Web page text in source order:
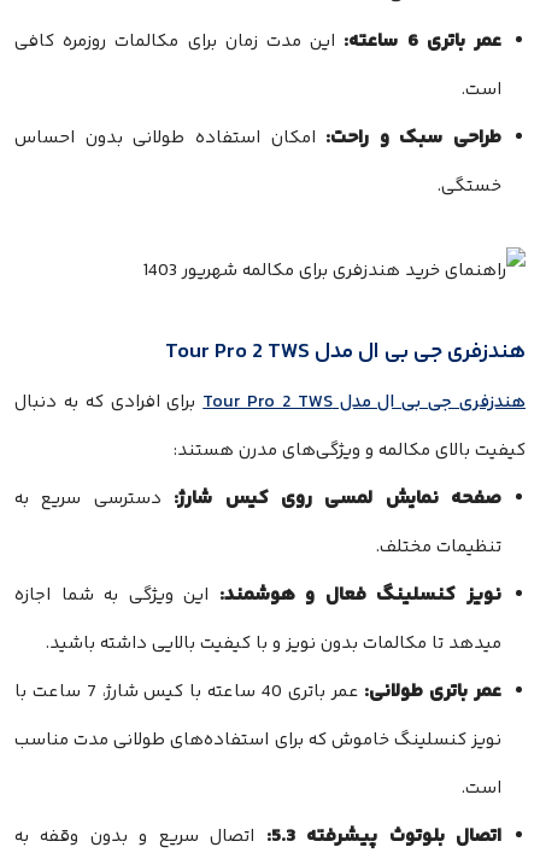
عمر باتری 6 ساعته:
این مدت زمان برای مکالمات روزمره کافی
است.
طراحی سبک و راحت: امکان استفاده طولانی بدون احساس
خستگی.
هندزفری جی بی ال مدل Tour Pro 2 TWS
هندزفری جی بی ال مدل Tour Pro 2 TWS
برای افرادی که به دنبال
کیفیت بالای مکالمه و ویژگی‌های مدرن هستند:
صفحه نمایش لمسی روی کیس شارژ: دسترسی سریع به
تنظیمات مختلف.
نویز کنسلینگ فعال و هوشمند: این ویژگی به شما اجازه
میدهد تا مکالمات بدون نویز و با کیفیت بالایی داشته باشید.
عمر باتری طولانی:
عمر باتری 40 ساعته با کیس شارژ، 7 ساعت با
نویز کنسلینگ خاموش که برای استفاده‌های طولانی مدت مناسب
است.
اتصال بلوتوث پیشرفته 5.3:
اتصال سریع و بدون وقفه به